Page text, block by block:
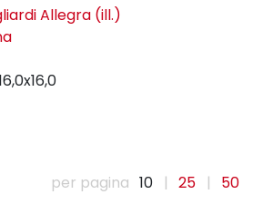
Allegra (ill.)
per pagina 10 | 25 | 50